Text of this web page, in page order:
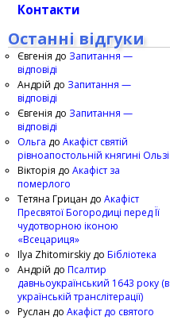
Контакти
Останні відгуки
Євгенія до Запитання —
відповіді
Андрій до Запитання —
відповіді
Євгенія до Запитання —
відповіді
Ольга до Акафіст святій
рівноапостольній княгині Ользі
Вікторія до Акафіст за
померлого
Тетяна Грицан до Акафіст
Пресвятої Богородиці перед Її
чудотворною іконою
«Всецариця»
Ilya Zhitomirskiy до Бібліотека
Андрій до Псалтир
давньоукраїнський 1643 року (в
українській транслітерації)
Руслан до Акафіст до святого